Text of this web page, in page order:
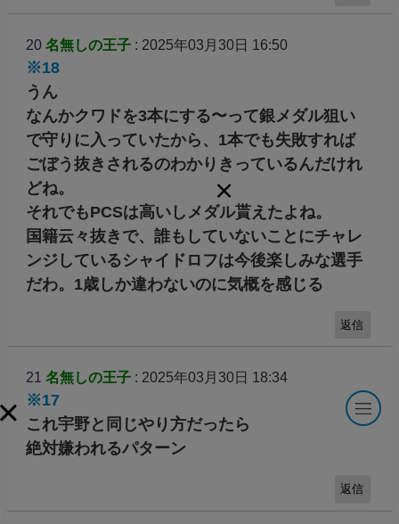
20 名無しの王子: 2025年03月30日 16:50
※18
うん
なんかクワドを3本にする〜って銀メダル狙い
で守りに入っていたから、1本でも失敗すれば
ごぼう抜きされるのわかりきっているんだけれ
どね。
それでもPCSは高いしメダル貰えたよね。
国籍云々抜きで、誰もしていないことにチャレ
ンジしているシャイドロフは今後楽しみな選手
だわ。1歳しか違わないのに気概を感じる
返信
21 名無しの王子: 2025年03月30日 18:34
※17
これ宇野と同じやり方だったら
絶対嫌われるパターン
返信